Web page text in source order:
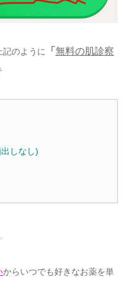
のように 「 無料の肌診察
しなし)
からいつでも好きなお薬を単